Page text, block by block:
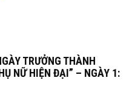
TRƯỞNG THÀNH
NỮ HIỆN ĐẠI” – NGÀY 1: